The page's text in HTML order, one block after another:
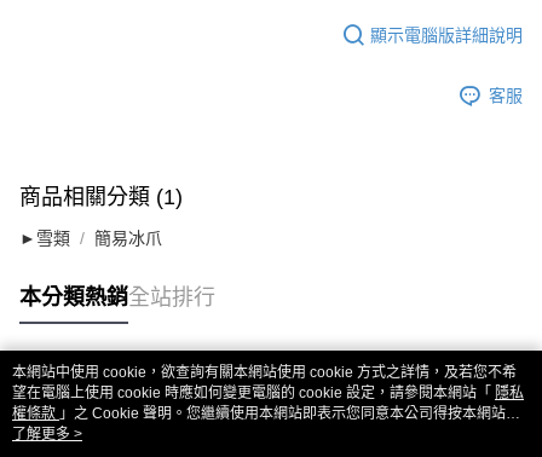
顯示電腦版詳細說明
客服
商品相關分類 (1)
►雪類 簡易冰爪
本分類熱銷全站排行
熱門標籤
本網站中使用 cookie，欲查詢有關本網站使用 cookie 方式之詳情，及若您不希
望在電腦上使用 cookie 時應如何變更電腦的 cookie 設定，請參閱本網站「 隱私
權條款 」之 Cookie 聲明。您繼續使用本網站即表示您同意本公司得按本網站使
用條款之 Cookie 聲明使用 cookie。
了解更多 >